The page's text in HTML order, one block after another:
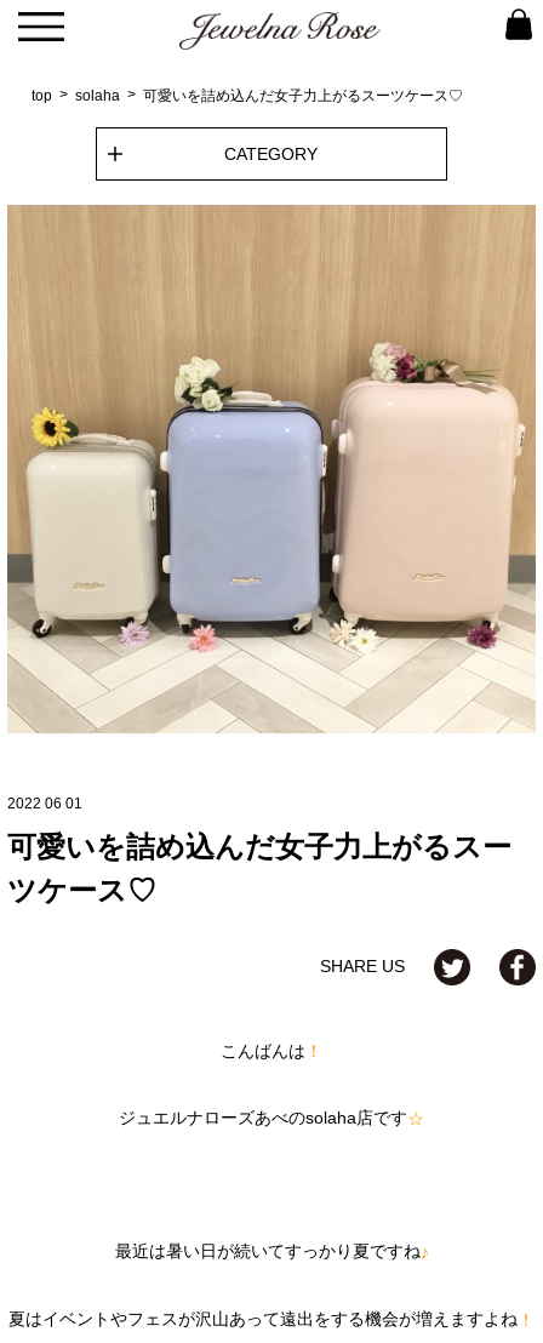
top solaha 可愛いを詰め込んだ女子力上がるスーツケース♡
CATEGORY
2022 06 01
可愛いを詰め込んだ女子力上がるスー
ツケース♡
SHARE US
こんばんは ！
ジュエルナローズあべのsolaha店です☆
最近は暑い日が続いてすっかり夏ですね♪
夏はイベントやフェスが沢山あって遠出をする機会が増えますよね ！